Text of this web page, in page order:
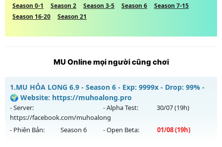
Season 0-1 Season 2 Season 3-5 Season 6
Season 7-15
Season 16-20
Season 21
MU Online mọi người cũng chơi
1.MU HỎA LONG 6.9 - Season 6 - Exp: 9999x - Drop: 99% -
🌍 Website: https://muhoalong.pro
- Server:
https://facebook.com/muhoalong
- Alpha Test: 30/07(19h)
- Phiên Bản: Season 6 - Open Beta: 01/08(19h)